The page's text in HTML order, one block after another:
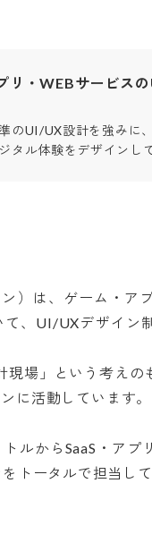
リ・WEBサービス
のUI/UX設計を強みに
タル体験をデザインし
）は、ゲーム・ア
、UI/UXデザイン
現場」という考え
に活動しています。
ルからSaaS・アプ
トータルで担当して